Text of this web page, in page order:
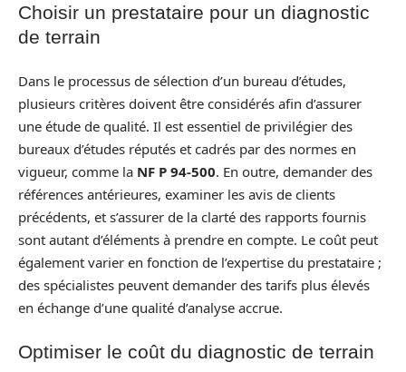
Choisir un prestataire pour un diagnostic
de terrain
Dans le processus de sélection d’un bureau d’études,
plusieurs critères doivent être considérés afin d’assurer
une étude de qualité. Il est essentiel de privilégier des
bureaux d’études réputés et cadrés par des normes en
vigueur, comme la NF P 94-500. En outre, demander des
références antérieures, examiner les avis de clients
précédents, et s’assurer de la clarté des rapports fournis
sont autant d’éléments à prendre en compte. Le coût peut
également varier en fonction de l’expertise du prestataire ;
des spécialistes peuvent demander des tarifs plus élevés
en échange d’une qualité d’analyse accrue.
Optimiser le coût du diagnostic de terrain